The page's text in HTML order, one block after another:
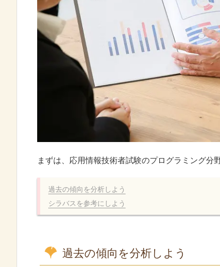
まずは、応用情報技術者試験のプログラミング分
過去の傾向を分析しよう
シラバスを参考にしよう
過去の傾向を分析しよう